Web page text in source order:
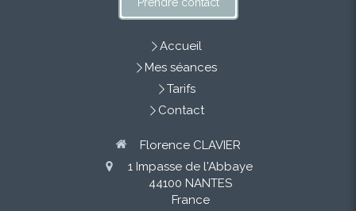
Accueil
Mes séances
Tarifs
Contact
Florence CLAVIER
1 Impasse de l'Abbaye
44100 NANTES
France